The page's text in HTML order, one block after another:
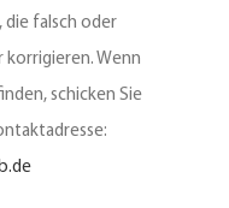
falsch oder
korrigieren. Wenn
schicken Sie